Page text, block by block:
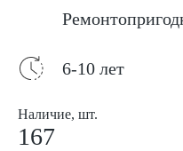
6-10 лет
Наличие, шт.
167